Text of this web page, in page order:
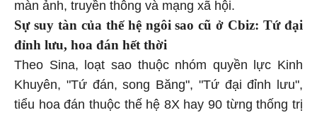
màn ảnh, truyền thông và mạng xã hội.
Sự suy tàn của thế hệ ngôi sao cũ ở Cbiz: Tứ đại
đỉnh lưu, hoa đán hết thời
Theo Sina, loạt sao thuộc nhóm quyền lực Kinh
Khuyên, "Tứ đán, song Băng", "Tứ đại đỉnh lưu",
tiểu hoa đán thuộc thế hệ 8X hay 90 từng thống trị